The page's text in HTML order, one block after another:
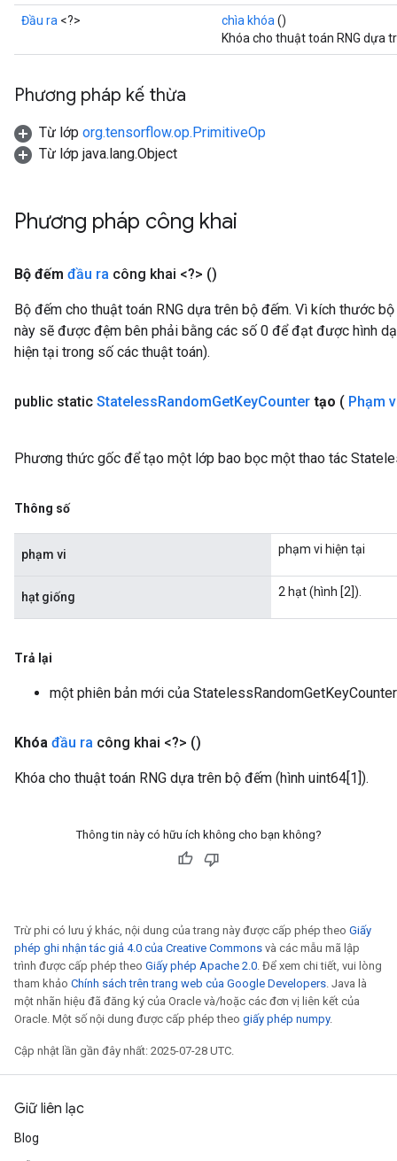
Đầu ra <?> chìa khóa ()
Khóa cho thuật toán RNG dựa
Phương pháp kế thừa
Từ lớp org.tensorflow.op.PrimitiveOp
Từ lớp java.lang.Object
Phương pháp công khai
Bộ đếm đầu ra công khai <?> ()
Bộ đếm cho thuật toán RNG dựa trên bộ đếm. Vì kích thước
này sẽ được đệm bên phải bằng các số 0 để đạt được hình
hiện tại trong số các thuật toán).
public static StatelessRandomGetKeyCounter tạo ( Phạm
Phương thức gốc để tạo một lớp bao bọc một thao tác
Thông số
phạm vi phạm vi hiện tại
hạt giống 2 hạt (hình [2]).
Trả lại
một phiên bản mới của StatelessRandomGetKeyCounter
Khóa đầu ra công khai <?> ()
Khóa cho thuật toán RNG dựa trên bộ đếm (hình uint64[1]).
Thông tin này có hữu ích không cho bạn không?
Trừ phi có lưu ý khác, nội dung của trang này được cấp phép theo Giấy
phép ghi nhận tác giả 4.0 của Creative Commons và các mẫu mã lập
trình được cấp phép theo Giấy phép Apache 2.0. Để xem chi tiết, vui lòng
tham khảo Chính sách trên trang web của Google Developers. Java là
một nhãn hiệu đã đăng ký của Oracle và/hoặc các đơn vị liên kết của
Oracle. Một số nội dung được cấp phép theo giấy phép numpy.
Cập nhật lần gần đây nhất: 2025-07-28 UTC.
Giữ liên lạc
Blog